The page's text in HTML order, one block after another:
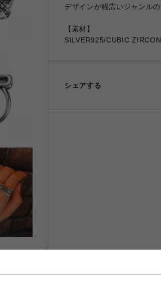
デザインが幅広いジャンル
【素材】
SILVER925/CUBIC
シェアする